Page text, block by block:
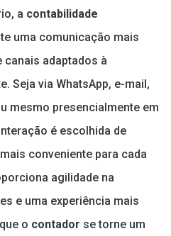
a contabilidade
uma comunicação mais
canais adaptados à
Seja via WhatsApp, e-mail,
mesmo presencialmente em
é escolhida de
conveniente para cada
agilidade na
e uma experiência mais
o contador se torne um